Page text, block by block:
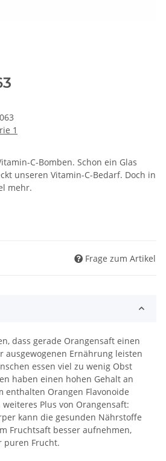
1
C-Bomben. Schon ein Glas
unseren Vitamin-C-Bedarf. Doch in
mehr.
Frage zum Artikel
dass gerade Orangensaft einen
ausgewogenen Ernährung leisten
essen viel zu wenig Obst
haben einen hohen Gehalt an
enthalten Orangen Flavonoide
Plus von Orangensaft:
kann die gesunden Nährstoffe
Fruchtsaft besser aufnehmen,
puren Frucht.